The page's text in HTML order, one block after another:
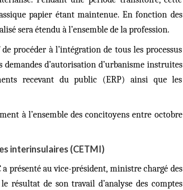
papier étant maintenue. En fonction des
sera étendu à l’ensemble de la profession.
procéder à l’intégration de tous les processus
d’autorisation d’urbanisme instruites
recevant du public (ERP) ainsi que les
à l’ensemble des concitoyens entre octobre
interinsulaires (CETMI)
présenté au vice-président, ministre chargé des
résultat de son travail d’analyse des comptes